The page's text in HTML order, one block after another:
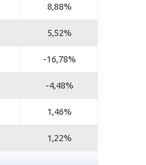
8,88%
5,52%
-16,78%
-4,48%
1,46%
1,22%